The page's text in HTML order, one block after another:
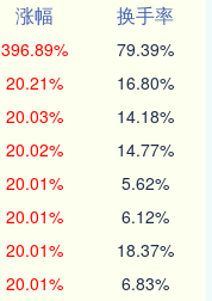
涨幅
换手率
396.89% 79.39%
20.21% 16.80%
20.03% 14.18%
20.02% 14.77%
20.01% 5.62%
20.01% 6.12%
20.01% 18.37%
20.01% 6.83%